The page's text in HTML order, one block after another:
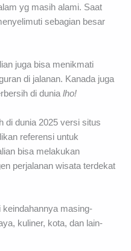
yg masih alami. Saat
sebagian besar
juga bisa menikmati
di jalanan. Kanada juga
di dunialho!
di dunia 2025 versi situs
referensi untuk
bisa melakukan
perjalanan wisata terdekat
masing-
kuliner, kota, dan lain-